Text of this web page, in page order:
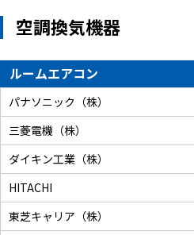
空調換気機器
ルームエアコン
パナソニック（株）
三菱電機（株）
ダイキン工業（株）
HITACHI
東芝キャリア（株）